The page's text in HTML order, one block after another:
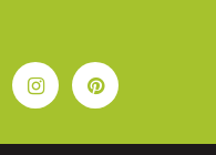
InstagramPinterest